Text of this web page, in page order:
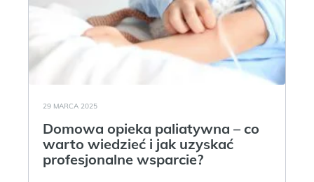
29 MARCA 2025
Domowa opieka paliatywna – co
warto wiedzieć i jak uzyskać
profesjonalne wsparcie?